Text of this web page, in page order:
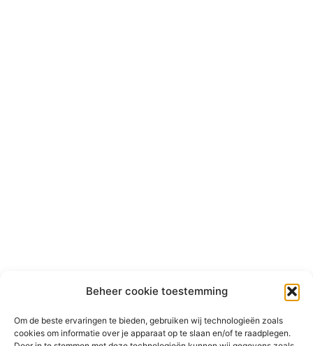
Beheer cookie toestemming
Om de beste ervaringen te bieden, gebruiken wij technologieën zoals
cookies om informatie over je apparaat op te slaan en/of te raadplegen.